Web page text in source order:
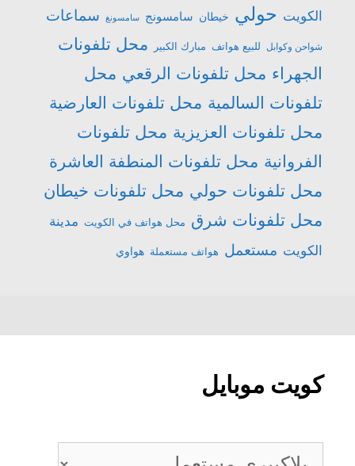
الكويت حولي خيطان سامسونج سامسونغ سماعات
شواحن وكوابل للبيع هواتف مبارك الكبير
محل تلفونات
الجهراء محل تلفونات الرقعي محل
تلفونات السالمية محل تلفونات العارضية
محل تلفونات العزيزية محل تلفونات
الفروانية محل تلفونات المنطفة العاشرة
محل تلفونات حولي محل تلفونات خيطان
محل تلفونات شرق محل هواتف في الكويت مدينة
الكويت مستعمل هواتف مستعملة هواوي
كويت موبايل
كويت